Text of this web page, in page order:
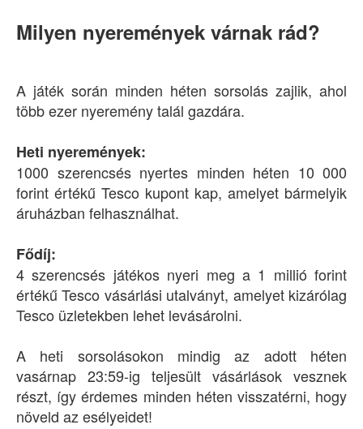
Milyen nyeremények várnak rád?
A játék során minden héten sorsolás zajlik, ahol
több ezer nyeremény talál gazdára.
Heti nyeremények:
1000 szerencsés nyertes minden héten 10 000
forint értékű Tesco kupont kap, amelyet bármelyik
áruházban felhasználhat.
Fődíj:
4 szerencsés játékos nyeri meg a 1 millió forint
értékű Tesco vásárlási utalványt, amelyet kizárólag
Tesco üzletekben lehet levásárolni.
A heti sorsolásokon mindig az adott héten
vasárnap 23:59-ig teljesült vásárlások vesznek
részt, így érdemes minden héten visszatérni, hogy
növeld az esélyeidet!